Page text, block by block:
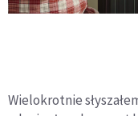
Wielokrotnie